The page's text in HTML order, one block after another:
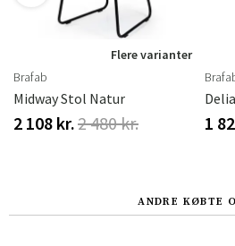
Flere varianter
Brafab
Midway Stol Natur
2 108 kr.2 480 kr. 1
ANDRE KØBTE